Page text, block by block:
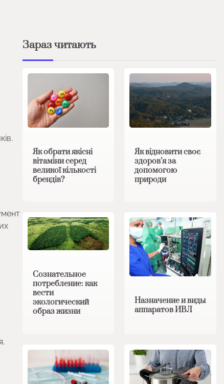
Зараз читають
Як обрати якісні
вітаміни серед
великої кількості
брендів?
Як відновити своє
здоров’я за
допомогою
природи
Сознательное
потребление: как
вести
экологический
образ жизни
Назначение и виды
аппаратов ИВЛ